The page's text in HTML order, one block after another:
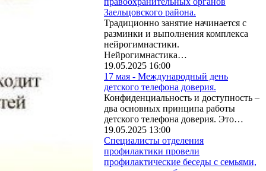
Заельцовского района.
Традиционно занятие начинается с
разминки и выполнения комплекса
нейрогимнастики.
Нейрогимнастика…
19.05.2025 16:00
17 мая - Международный день
детского телефона доверия.
Конфиденциальность и доступность –
два основных принципа работы
детского телефона доверия. Это…
19.05.2025 13:00
Специалисты отделения
профилактики провели
профилактические беседы с семьями,